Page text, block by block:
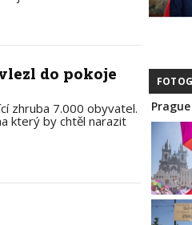
do pokoje
zhruba 7.000 obyvatel.
který by chtěl narazit